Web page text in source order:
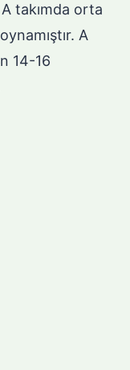
takımda orta
A
14-16